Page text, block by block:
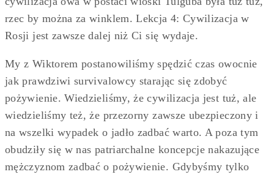
rzec by można za winklem. Lekcja 4: Cywilizacja w
Rosji jest zawsze dalej niż Ci się wydaje.
My z Wiktorem postanowiliśmy spędzić czas owocnie
jak prawdziwi survivalowcy starając się zdobyć
pożywienie. Wiedzieliśmy, że cywilizacja jest tuż, ale
wiedzieliśmy też, że przezorny zawsze ubezpieczony i
na wszelki wypadek o jadło zadbać warto. A poza tym
obudziły się w nas patriarchalne koncepcje nakazujące
mężczyznom zadbać o pożywienie. Gdybyśmy tylko